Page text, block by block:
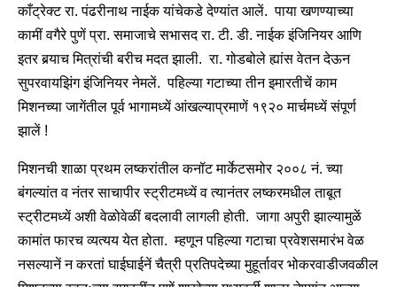
काँट्रेक्ट रा. पंढरीनाथ नाईक यांचेकडे देण्यांत आलें. पाया खणण्याच्या
कामीं वगैरे पुणें प्रा. समाजाचे सभासद रा. टी. डी. नाईक इंजिनियर आणि
इतर बर्‍याच मित्रांची बरीच मदत झाली. रा. गोडबोले ह्यांस वेतन देऊन
सुपरवायझिंग इंजिनियर नेमलें. पहिल्या गटाच्या तीन इमारतीचें काम
मिशनच्या जागेंतील पूर्व भागामध्यें आंखल्याप्रमाणें १९२० मार्चमध्यें संपूर्ण
झालें !
मिशनची शाळा प्रथम लष्करांतील कनॉट मार्केटसमोर २००८ नं. च्या
बंगल्यांत व नंतर साचापीर स्ट्रीटमध्यें व त्यानंतर लष्करमधील ताबूत
स्ट्रीटमध्यें अशी वेळोवेळीं बदलावी लागली होती. जागा अपुरी झाल्यामुळें
कामांत फारच व्यत्यय येत होता. म्हणून पहिल्या गटाचा प्रवेशसमारंभ वेळ
नसल्यानें न करतां घाईघाईनें चैत्री प्रतिपदेच्या मुहूर्तावर भोकरवाडीजवळील